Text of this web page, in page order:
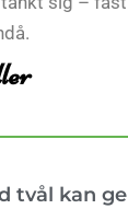
tvål kan ge